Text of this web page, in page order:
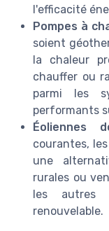
l'efficacité
Pompes à
soient
la chaleur
chauffer ou
parmi les
performants
Éoliennes
courantes,
une
rurales ou
les autres
renouvelable.